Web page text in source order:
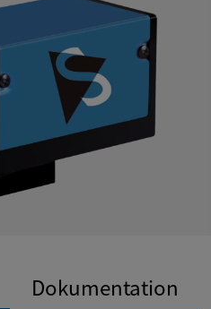
Dokumentation